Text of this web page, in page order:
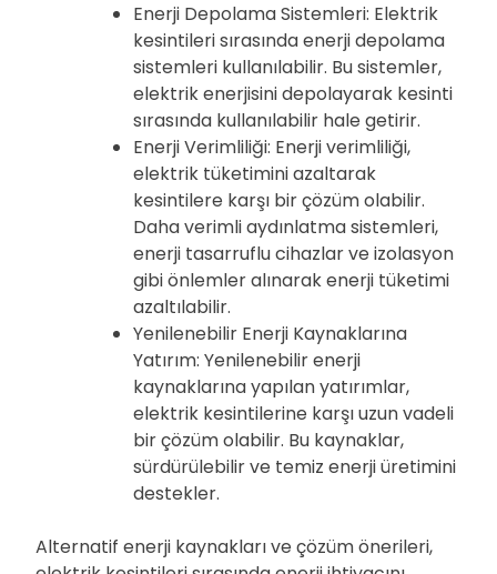
Enerji Depolama Sistemleri: Elektrik
kesintileri sırasında enerji depolama
sistemleri kullanılabilir. Bu sistemler,
elektrik enerjisini depolayarak kesinti
sırasında kullanılabilir hale getirir.
Enerji Verimliliği: Enerji verimliliği,
elektrik tüketimini azaltarak
kesintilere karşı bir çözüm olabilir.
Daha verimli aydınlatma sistemleri,
enerji tasarruflu cihazlar ve izolasyon
gibi önlemler alınarak enerji tüketimi
azaltılabilir.
Yenilenebilir Enerji Kaynaklarına
Yatırım: Yenilenebilir enerji
kaynaklarına yapılan yatırımlar,
elektrik kesintilerine karşı uzun vadeli
bir çözüm olabilir. Bu kaynaklar,
sürdürülebilir ve temiz enerji üretimini
destekler.
Alternatif enerji kaynakları ve çözüm önerileri,